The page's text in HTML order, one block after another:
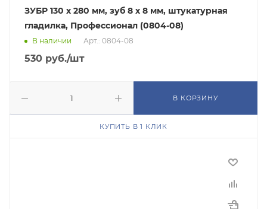
ЗУБР 130 х 280 мм, зуб 8 х 8 мм, штукатурная
гладилка, Профессионал (0804-08)
В наличии Арт.: 0804-08
530 руб./шт
В КОРЗИНУ
КУПИТЬ В 1 КЛИК